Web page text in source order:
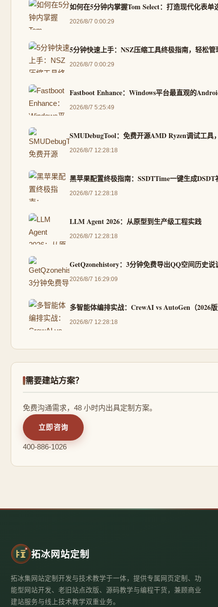
如何在5分钟内掌握Tom Select：打造现代化表单
2026/8/7 0:00:29
5分钟快速上手：NSZ压缩工具终极指南，轻松
2026/8/7 0:00:29
Fastboot Enhance：Windows平台最直观的
2026/8/7 5:25:49
SMUDebugTool：免费开源AMD Ryzen调试工具
2026/8/7 12:28:18
黑苹果配置终极指南：SSDTTime一键生成
2026/8/7 12:28:18
LLM Agent 2026：从原型到生产级工程实践
2026/8/7 12:28:18
GetQzonehistory：3分钟免费导出QQ空间历史
2026/8/7 16:29:09
多智能体编排实战：CrewAI vs AutoGen（2026
2026/8/7 12:28:18
需要建站方案？
免费沟通需求，48 小时内出具定制方案。
立即咨询
400-886-1026
拓冰网站定制
拓冰集网站定制开发与技术教学于一体，提供专属网页定制、功
能型网站开发、老旧站点改版、源码教学与编程干货，兼顾商业
建站服务与线上技术教学双重业务。